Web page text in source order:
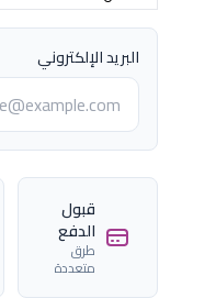
البريد الإلكتروني
قبول
الدفع
طرق
متعددة